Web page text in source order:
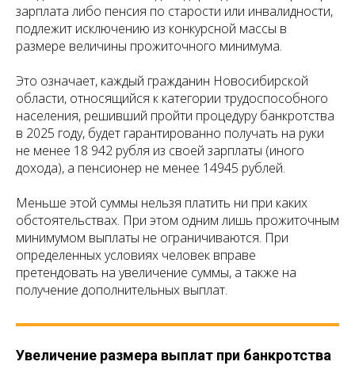
зарплата либо пенсия по старости или инвалидности,
подлежит исключению из конкурсной массы в
размере величины прожиточного минимума.
Это означает, каждый гражданин Новосибирской
области, относящийся к категории трудоспособного
населения, решивший пройти процедуру банкротства
в 2025 году, будет гарантированно получать на руки
не менее 18 942 рубля из своей зарплаты (иного
дохода), а пенсионер не менее 14945 рублей.
Меньше этой суммы нельзя платить ни при каких
обстоятельствах. При этом одним лишь прожиточным
минимумом выплаты не ограничиваются. При
определенных условиях человек вправе
претендовать на увеличение суммы, а также на
получение дополнительных выплат.
Увеличение размера выплат при банкротства